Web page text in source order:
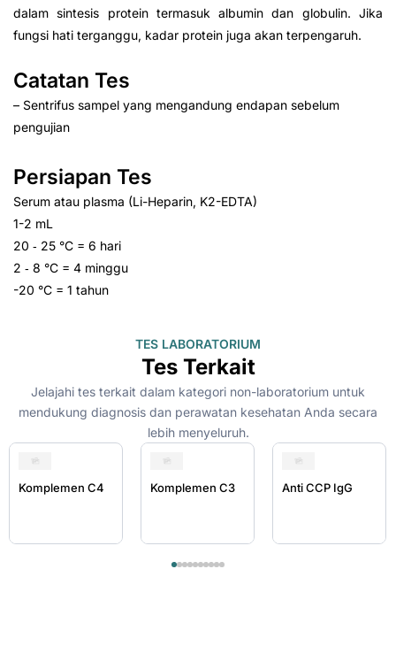
dalam sintesis protein termasuk albumin dan globulin. Jika
fungsi hati terganggu, kadar protein juga akan terpengaruh.
Catatan Tes
– Sentrifus sampel yang mengandung endapan sebelum
pengujian
Persiapan Tes
Serum atau plasma (Li-Heparin, K2-EDTA)
1-2 mL
20 ‑ 25 °C = 6 hari
2 ‑ 8 °C = 4 minggu
-20 °C = 1 tahun
TES LABORATORIUM
Tes Terkait
Jelajahi tes terkait dalam kategori non-laboratorium untuk
mendukung diagnosis dan perawatan kesehatan Anda secara
lebih menyeluruh.
Komplemen C4 Komplemen C3 Anti CCP IgG